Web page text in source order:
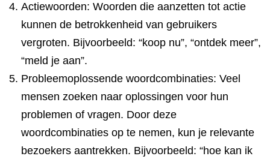
Actiewoorden: Woorden die aanzetten tot actie
kunnen de betrokkenheid van gebruikers
vergroten. Bijvoorbeeld: “koop nu”, “ontdek meer”,
“meld je aan”.
Probleemoplossende woordcombinaties: Veel
mensen zoeken naar oplossingen voor hun
problemen of vragen. Door deze
woordcombinaties op te nemen, kun je relevante
bezoekers aantrekken. Bijvoorbeeld: “hoe kan ik